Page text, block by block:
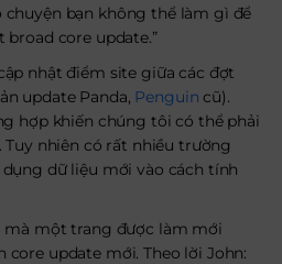
chuyện bạn không thể làm gì để
core update.”
nhật điểm site giữa các đợt
update Panda, Penguin cũ).
hợp khiến chúng tôi có thể phải
nhiên có rất nhiều trường
dữ liệu mới vào cách tính
mà một trang được làm mới
update mới. Theo lời John: